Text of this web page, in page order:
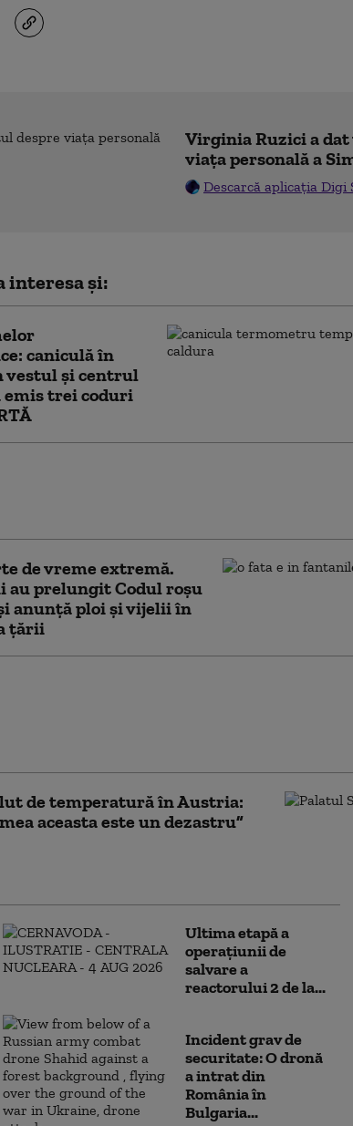
Virginia Ruzici a
viața personală a
Descarcă aplicația Digi
interesa și:
caniculă în
vestul și centrul
trei coduri
de vreme extremă.
au prelungit Codul roșu
anunță ploi și vijelii în
țării
de temperatură în Austria:
aceasta este un dezastru”
Ultima etapă a
operațiunii de
salvare a
reactorului 2 de la...
Incident grav de
securitate: O dronă
a intrat din
România în
Bulgaria...